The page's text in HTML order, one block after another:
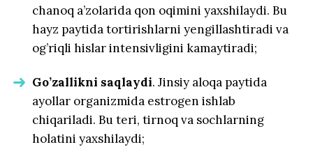
chanoq a’zolarida qon oqimini yaxshilaydi. Bu
hayz paytida tortirishlarni yengillashtiradi va
og’riqli hislar intensivligini kamaytiradi;
Go’zallikni saqlaydi. Jinsiy aloqa paytida
ayollar organizmida estrogen ishlab
chiqariladi. Bu teri, tirnoq va sochlarning
holatini yaxshilaydi;